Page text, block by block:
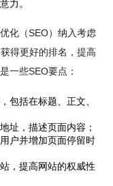
力。
化（SEO）纳入考虑
得更好的排名，提高
一些SEO要点：
包括在标题、正文、
址，描述页面内容；
户并增加页面停留时
，提高网站的权威性